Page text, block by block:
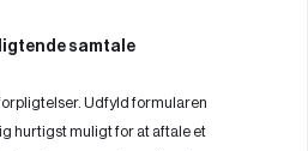
samtale
Udfyld formularen
hurtigst muligt for at aftale et